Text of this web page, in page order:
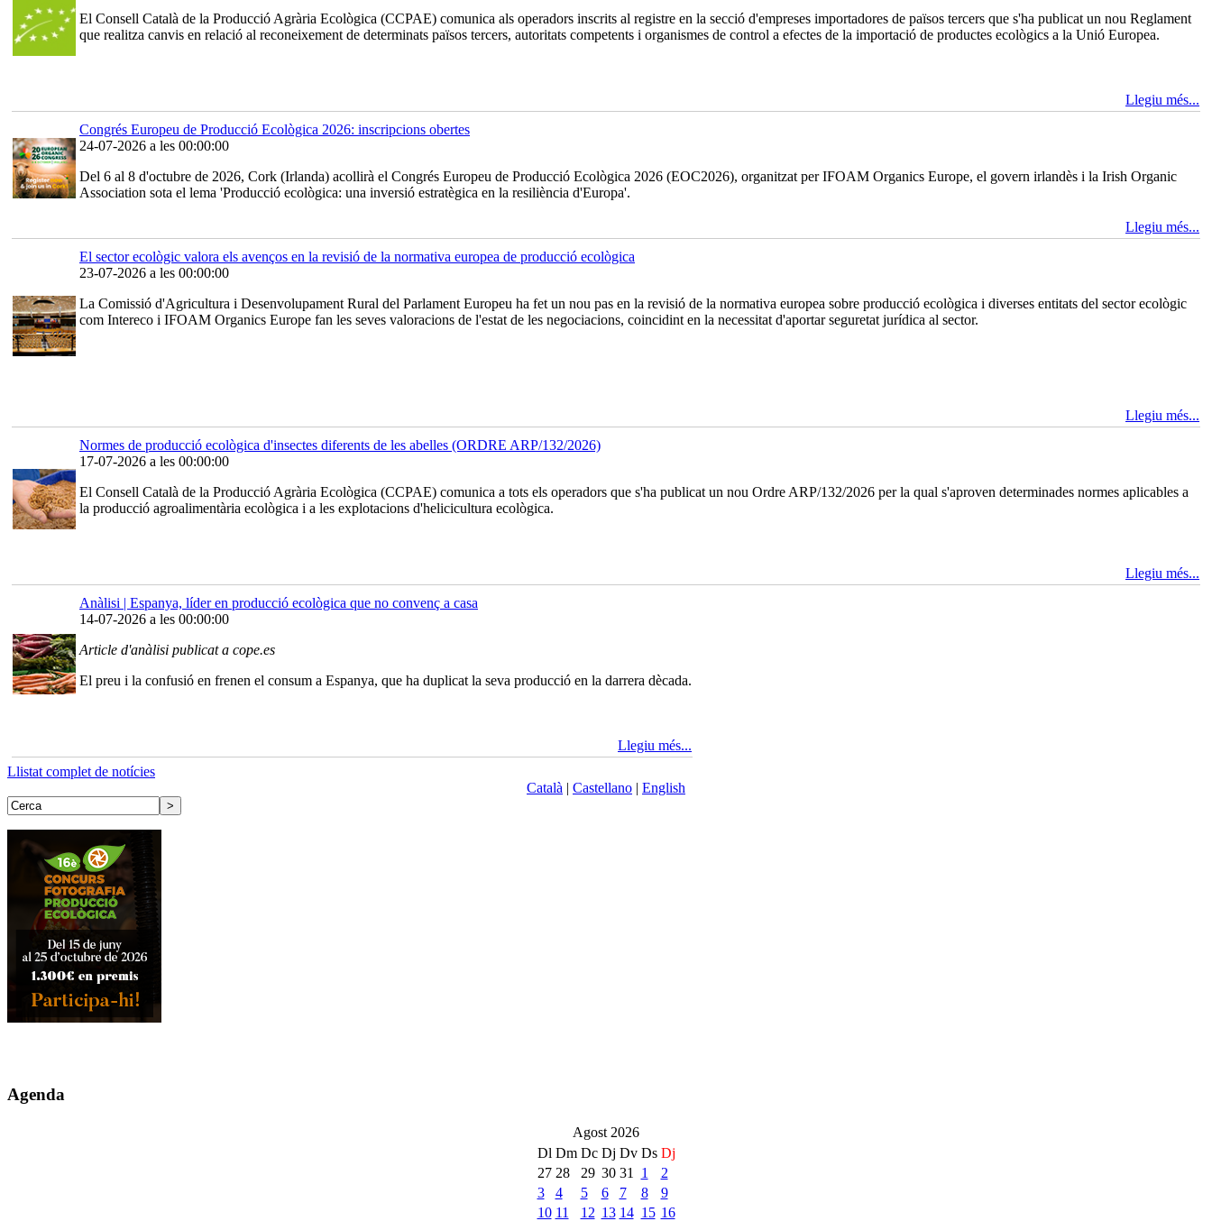
El Consell Català de la Producció Agrària Ecològica (CCPAE) comunica als operadors inscrits al registre en la secció d'empreses importadores de països tercers que s'ha publicat un nou Reglament
que realitza canvis en relació al reconeixement de determinats països tercers, autoritats competents i organismes de control a efectes de la importació de productes ecològics a la Unió Europea.
Llegiu més...
Congrés Europeu de Producció Ecològica 2026: inscripcions obertes
24-07-2026 a les 00:00:00
Del 6 al 8 d'octubre de 2026, Cork (Irlanda) acollirà el Congrés Europeu de Producció Ecològica 2026 (EOC2026), organitzat per IFOAM Organics Europe, el govern irlandès i la Irish Organic
Association sota el lema 'Producció ecològica: una inversió estratègica en la resiliència d'Europa'.
Llegiu més...
El sector ecològic valora els avenços en la revisió de la normativa europea de producció ecològica
23-07-2026 a les 00:00:00
La Comissió d'Agricultura i Desenvolupament Rural del Parlament Europeu ha fet un nou pas en la revisió de la normativa europea sobre producció ecològica i diverses entitats del sector ecològic
com Intereco i IFOAM Organics Europe fan les seves valoracions de l'estat de les negociacions, coincidint en la necessitat d'aportar seguretat jurídica al sector.
Llegiu més...
Normes de producció ecològica d'insectes diferents de les abelles (ORDRE ARP/132/2026)
17-07-2026 a les 00:00:00
El Consell Català de la Producció Agrària Ecològica (CCPAE) comunica a tots els operadors que s'ha publicat un nou Ordre ARP/132/2026 per la qual s'aproven determinades normes aplicables a
la producció agroalimentària ecològica i a les explotacions d'helicicultura ecològica.
Llegiu més...
Anàlisi | Espanya, líder en producció ecològica que no convenç a casa
14-07-2026 a les 00:00:00
Article d'anàlisi publicat a cope.es
El preu i la confusió en frenen el consum a Espanya, que ha duplicat la seva producció en la darrera dècada.
Llegiu més...
Llistat complet de notícies
Català
Castellano English
Agenda
Agost 2026
Dl Dm Dc Dj Dv Ds Dj
27 28 29 30 31 1
2
3
4 5 6 7 8
9
10 11 12 13 14 15 16